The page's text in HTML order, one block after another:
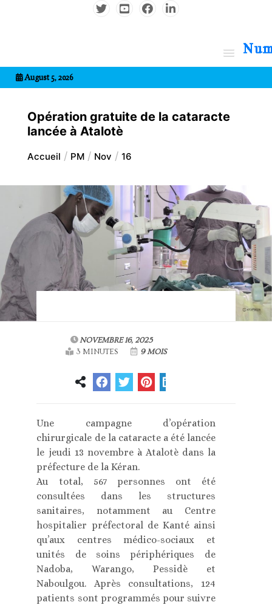
August 5, 2026
Opération gratuite de la cataracte
lancée à Atalotè
Accueil PM Nov 16
NOVEMBRE 16, 2025
3 MINUTES
9 MOIS
Une campagne d’opération
chirurgicale de la cataracte a été lancée
le jeudi 13 novembre à Atalotè dans la
préfecture de la Kéran.
Au total, 567 personnes ont été
consultées dans les structures
sanitaires, notamment au Centre
hospitalier préfectoral de Kanté ainsi
qu’aux centres médico-sociaux et
unités de soins périphériques de
Nadoba, Warango, Pessidè et
Naboulgou. Après consultations, 124
patients sont programmés pour suivre